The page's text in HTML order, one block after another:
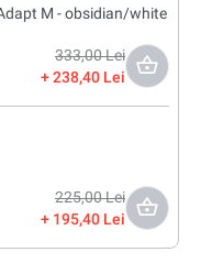
M - obsidian/white
333,00 Lei
238,40 Lei
225,00 Lei
195,40 Lei